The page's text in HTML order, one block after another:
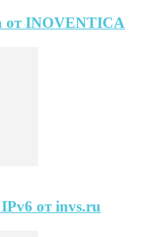
от INOVENTICA
от invs.ru